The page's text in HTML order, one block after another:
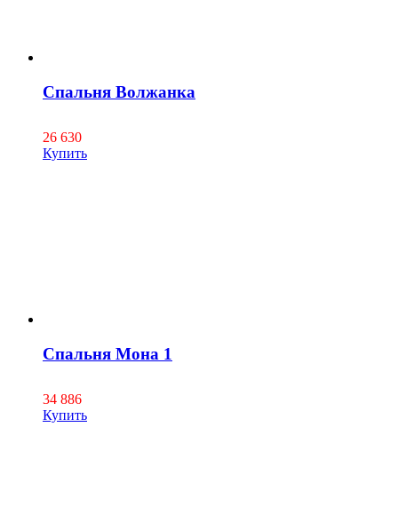
Спальня Волжанка
26 630
Купить
Спальня Мона 1
34 886
Купить